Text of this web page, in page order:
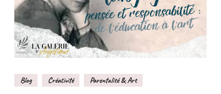
Blog Créativité Parentalité & Art